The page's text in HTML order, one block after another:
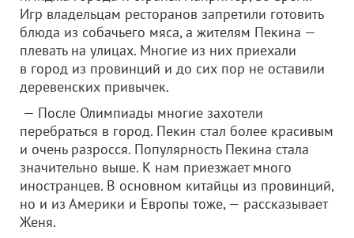
Игр владельцам ресторанов запретили готовить
блюда из собачьего мяса, а жителям Пекина —
плевать на улицах. Многие из них приехали
в город из провинций и до сих пор не оставили
деревенских привычек.
— После Олимпиады многие захотели
перебраться в город. Пекин стал более красивым
и очень разросся. Популярность Пекина стала
значительно выше. К нам приезжает много
иностранцев. В основном китайцы из провинций,
но и из Америки и Европы тоже, — рассказывает
Женя.